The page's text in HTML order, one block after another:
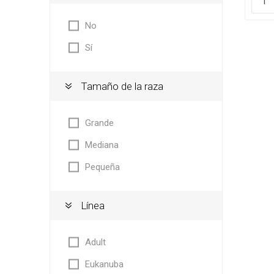
No
Sí
Tamaño de la raza
Grande
Mediana
Pequeña
Línea
Adult
Eukanuba